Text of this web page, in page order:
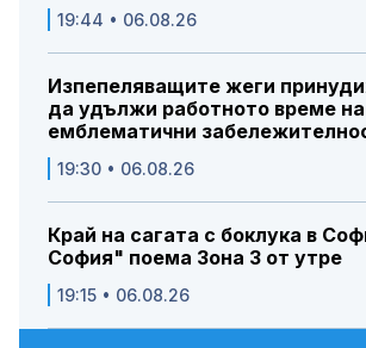
19:44 • 06.08.26
Изпепеляващите жеги
да удължи работното време на
емблематични
19:30 • 06.08.26
Край на сагата с боклука в
София" поема Зона 3 от утре
19:15 • 06.08.26